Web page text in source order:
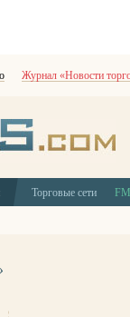
Журнал «Новости
Торговые сети